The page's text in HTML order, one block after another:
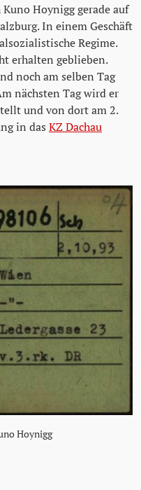
Hoynigg gerade auf
In einem Geschäft
Regime.
erhalten geblieben.
noch am selben Tag
nächsten Tag wird er
und von dort am 2.
in das KZ Dachau
Hoynigg